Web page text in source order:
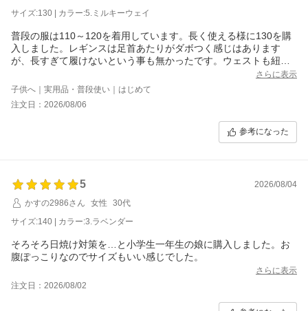
サイズ:130 | カラー:5.ミルキーウェイ
普段の服は110～120を着用しています。長く使える様に130を購
入しました。レギンスは足首あたりがダボつく感じはあります
が、長すぎて履けないという事も無かったです。ウェストも紐で
結べるので、調整できます。柄も可愛くて、ふんわりしたスカー
トなので、とても可愛いです。
さらに表示
子供へ｜実用品・普段使い｜はじめて
注文日：2026/08/06
参考になった
5
2026/08/04
かすの2986さん
女性
30代
サイズ:140 | カラー:3.ラベンダー
そろそろ日焼け対策を…と小学生一年生の娘に購入しました。お
腹ぽっこりなのでサイズもいい感じでした。
さらに表示
注文日：2026/08/02